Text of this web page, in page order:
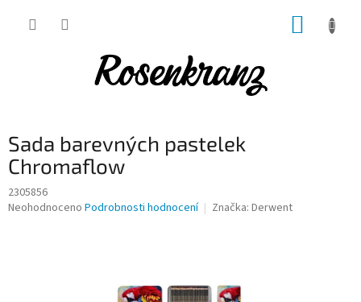
Sada barevných pastelek
Chromaflow
2305856
Průměrné
Neohodnoceno Podrobnosti hodnocení Značka: Derwent